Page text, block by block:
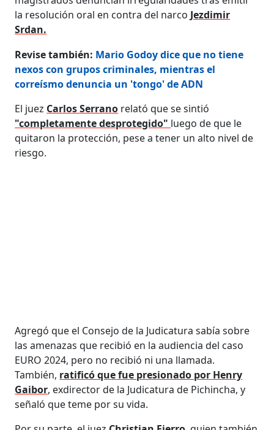
la resolución oral en contra del narco Jezdimir
Srdan.
Revise también: Mario Godoy dice que no tiene
nexos con grupos criminales, mientras el
correísmo denuncia un 'tongo' de ADN
El juez Carlos Serrano relató que se sintió
"completamente desprotegido" luego de que le
quitaron la protección, pese a tener un alto nivel de
riesgo.
Agregó que el Consejo de la Judicatura sabía sobre
las amenazas que recibió en la audiencia del caso
EURO 2024, pero no recibió ni una llamada.
También, ratificó que fue presionado por Henry
Gaibor, exdirector de la Judicatura de Pichincha, y
señaló que teme por su vida.